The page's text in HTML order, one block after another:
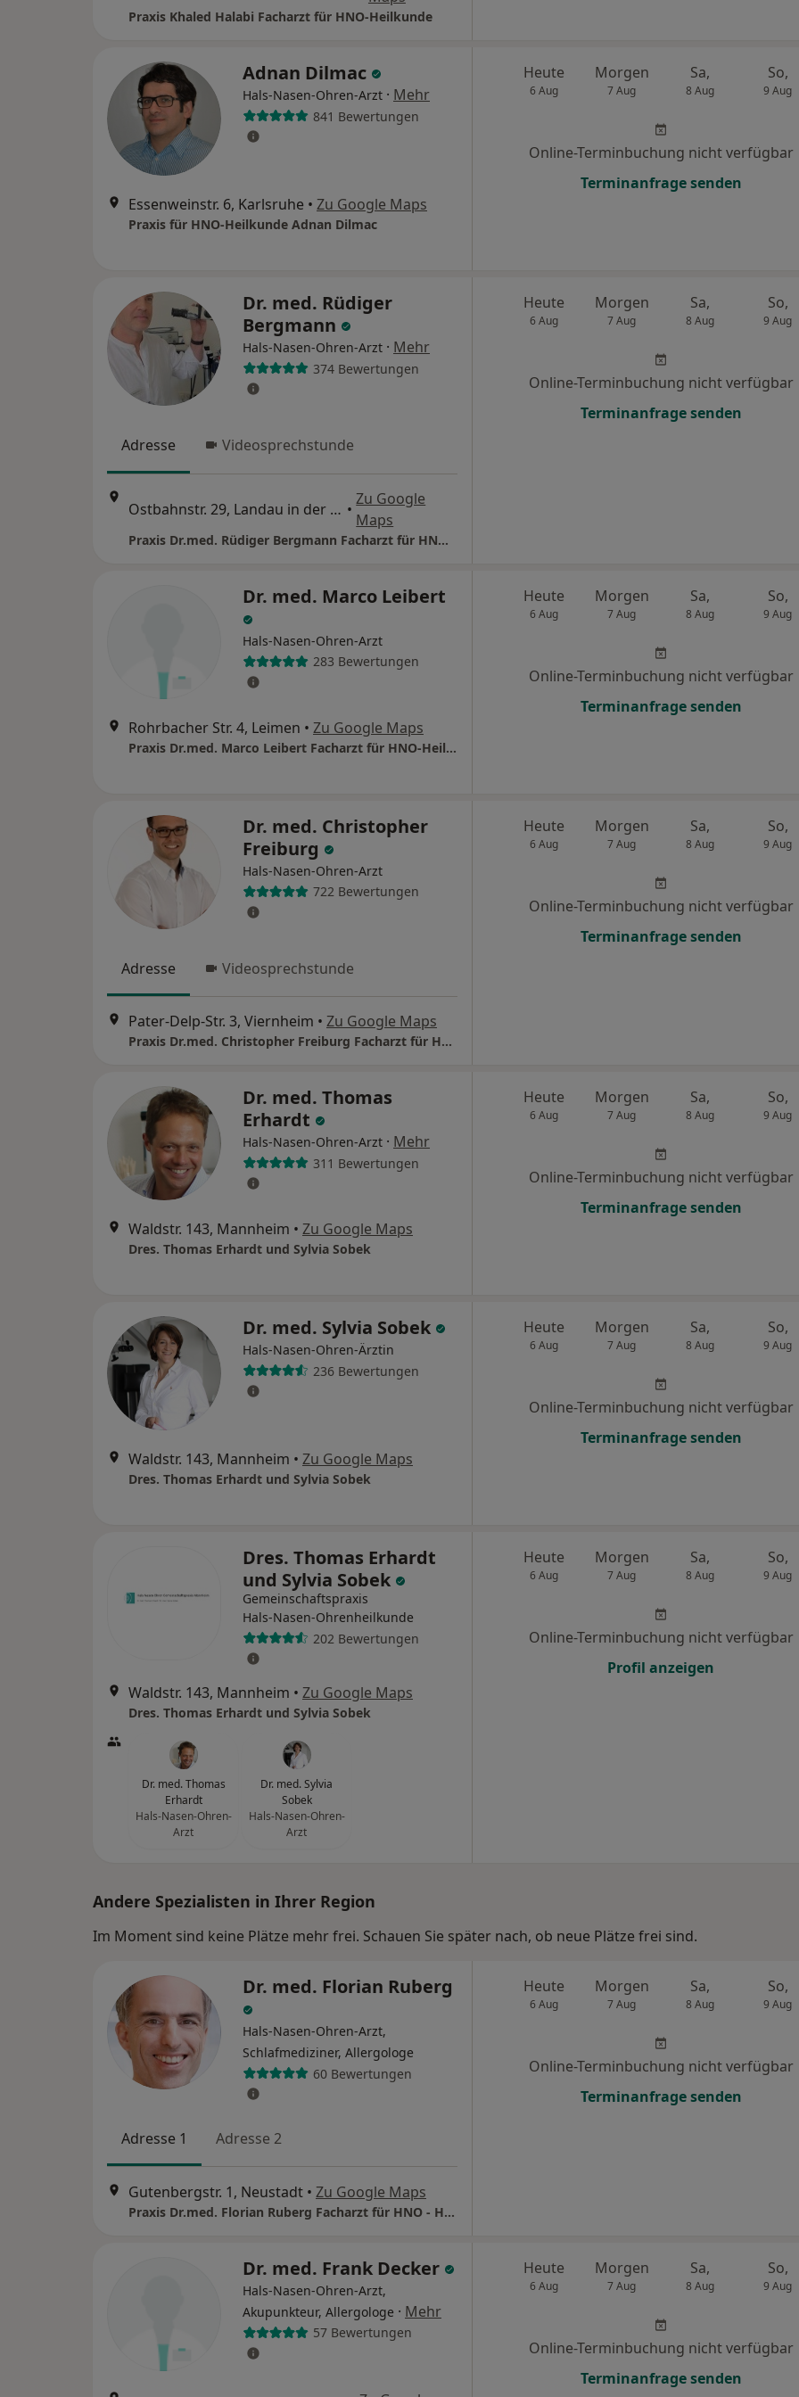
Praxis Khaled Halabi Facharzt für HNO-Heilkunde
Adnan Dilmac
Hals-Nasen-Ohren-Arzt · Mehr
841 Bewertungen
Essenweinstr. 6, Karlsruhe • Zu Google Maps
Praxis für HNO-Heilkunde Adnan Dilmac
Heute
6 Aug
Morgen
7 Aug
Sa,
8 Aug
So,
9 Aug
Online-Terminbuchung nicht verfügbar
Terminanfrage senden
Dr. med. Rüdiger
Bergmann
Hals-Nasen-Ohren-Arzt · Mehr
374 Bewertungen
Adresse Videosprechstunde
Ostbahnstr. 29, Landau in der Pfalz •
Zu Google
Maps
Praxis Dr.med. Rüdiger Bergmann Facharzt für HNO - Heilkunde
Heute
6 Aug
Morgen
7 Aug
Sa,
8 Aug
So,
9 Aug
Online-Terminbuchung nicht verfügbar
Terminanfrage senden
Dr. med. Marco Leibert
Hals-Nasen-Ohren-Arzt
283 Bewertungen
Rohrbacher Str. 4, Leimen • Zu Google Maps
Praxis Dr.med. Marco Leibert Facharzt für HNO-Heilkunde
Heute
6 Aug
Morgen
7 Aug
Sa,
8 Aug
So,
9 Aug
Online-Terminbuchung nicht verfügbar
Terminanfrage senden
Dr. med. Christopher
Freiburg
Hals-Nasen-Ohren-Arzt
722 Bewertungen
Adresse Videosprechstunde
Pater-Delp-Str. 3, Viernheim • Zu Google Maps
Praxis Dr.med. Christopher Freiburg Facharzt für HNO-Heilkunde
Heute
6 Aug
Morgen
7 Aug
Sa,
8 Aug
So,
9 Aug
Online-Terminbuchung nicht verfügbar
Terminanfrage senden
Dr. med. Thomas
Erhardt
Hals-Nasen-Ohren-Arzt · Mehr
311 Bewertungen
Waldstr. 143, Mannheim • Zu Google Maps
Dres. Thomas Erhardt und Sylvia Sobek
Heute
6 Aug
Morgen
7 Aug
Sa,
8 Aug
So,
9 Aug
Online-Terminbuchung nicht verfügbar
Terminanfrage senden
Dr. med. Sylvia Sobek
Hals-Nasen-Ohren-Ärztin
236 Bewertungen
Waldstr. 143, Mannheim • Zu Google Maps
Dres. Thomas Erhardt und Sylvia Sobek
Heute
6 Aug
Morgen
7 Aug
Sa,
8 Aug
So,
9 Aug
Online-Terminbuchung nicht verfügbar
Terminanfrage senden
Dres. Thomas Erhardt
und Sylvia Sobek
Gemeinschaftspraxis
Hals-Nasen-Ohrenheilkunde
202 Bewertungen
Waldstr. 143, Mannheim • Zu Google Maps
Dres. Thomas Erhardt und Sylvia Sobek
Dr. med. Thomas
Erhardt
Hals-Nasen-Ohren-
Arzt
Dr. med. Sylvia
Sobek
Hals-Nasen-Ohren-
Arzt
Heute
6 Aug
Morgen
7 Aug
Sa,
8 Aug
So,
9 Aug
Online-Terminbuchung nicht verfügbar
Profil anzeigen
Andere Spezialisten in Ihrer Region
Im Moment sind keine Plätze mehr frei. Schauen Sie später nach, ob neue Plätze frei sind.
Dr. med. Florian Ruberg
Hals-Nasen-Ohren-Arzt,
Schlafmediziner, Allergologe
60 Bewertungen
Adresse 1 Adresse 2
Gutenbergstr. 1, Neustadt • Zu Google Maps
Praxis Dr.med. Florian Ruberg Facharzt für HNO - Heilkunde
Heute
6 Aug
Morgen
7 Aug
Sa,
8 Aug
So,
9 Aug
Online-Terminbuchung nicht verfügbar
Terminanfrage senden
Dr. med. Frank Decker
Hals-Nasen-Ohren-Arzt,
Akupunkteur, Allergologe · Mehr
57 Bewertungen
Heute
6 Aug
Morgen
7 Aug
Sa,
8 Aug
So,
9 Aug
Online-Terminbuchung nicht verfügbar
Terminanfrage senden